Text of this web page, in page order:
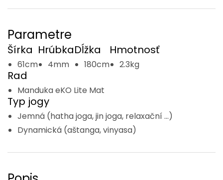
Parametre
Šírka
61cm
Hrúbka
4mm
Dĺžka
180cm
Hmotnosť
2.3kg
Rad
Manduka eKO Lite Mat
Typ jogy
Jemná (hatha joga, jin joga, relaxační ...)
Dynamická (aštanga, vinyasa)